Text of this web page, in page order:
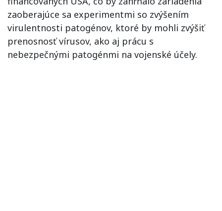
zaoberajúce sa experimentmi so zvýšením
virulentnosti patogénov, ktoré by mohli zvýšiť
prenosnosť vírusov, ako aj prácu s
nebezpečnými patogénmi na vojenské účely.